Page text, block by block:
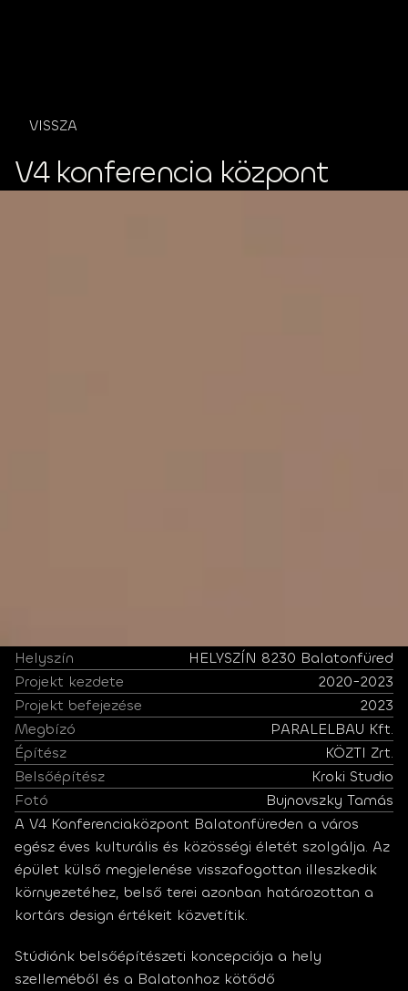
VISSZA
V4 konferencia központ
Helyszín
HELYSZÍN 8230 Balatonfüred
Projekt kezdete
2020-2023
Projekt befejezése
2023
Megbízó
PARALELBAU Kft.
Építész
KÖZTI Zrt.
Belsőépítész
Kroki Studio
Fotó
Bujnovszky Tamás
A V4 Konferenciaközpont Balatonfüreden a város
egész éves kulturális és közösségi életét szolgálja. Az
épület külső megjelenése visszafogottan illeszkedik
környezetéhez, belső terei azonban határozottan a
kortárs design értékeit közvetítik.
Stúdiónk belsőépítészeti koncepciója a hely
szelleméből és a Balatonhoz kötődő